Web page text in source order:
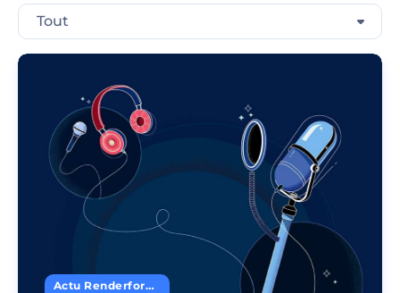
Tout
Actu Renderforest